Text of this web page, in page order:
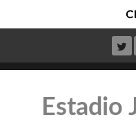
Estadio